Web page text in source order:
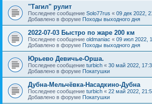
"Тагил" рулит
Последнее сообщение Solo77rus « 09 дек 2022,
Добавлено в форуме Походы выходного дня
2022-07-03 Быстро по жаре 200 км
Последнее сообщение oldmaniac « 09 июл 2022,
Добавлено в форуме Походы выходного дня
Юрьево Девичье-Орша.
Последнее сообщение turbich « 30 май 2022,
Добавлено в форуме Покатушки
Дубна-Мельчёвка-Насадкино-Дубна
Последнее сообщение turbich « 22 май 2022,
Добавлено в форуме Покатушки